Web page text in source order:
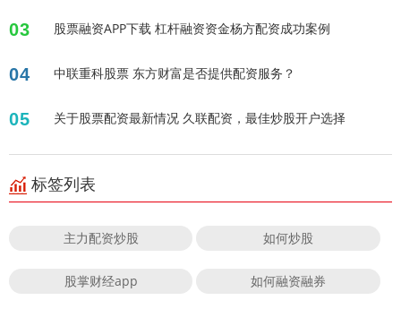
03 股票融资APP下载 杠杆融资资金杨方配资成功案例
04 中联重科股票 东方财富是否提供配资服务？
05 关于股票配资最新情况 久联配资，最佳炒股开户选择
标签列表
主力配资炒股 如何炒股
股掌财经app 如何融资融券